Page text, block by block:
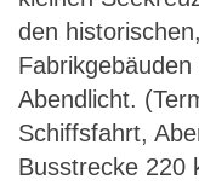
den
Abendlicht.
Schiffsfahrt,
Busstrecke 220